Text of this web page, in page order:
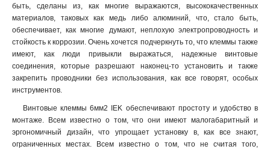
быть, сделаны из, как многие выражаются, высококачественных
материалов, таковых как медь либо алюминий, что, стало быть,
обеспечивает, как многие думают, неплохую электропроводность и
стойкость к коррозии. Очень хочется подчеркнуть то, что клеммы также
имеют, как люди привыкли выражаться, надежные винтовые
соединения, которые разрешают наконец-то установить и также
закрепить проводники без использования, как все говорят, особых
инструментов.
Винтовые клеммы 6мм2 IEK обеспечивают простоту и удобство в
монтаже. Всем известно о том, что они имеют малогабаритный и
эргономичный дизайн, что упрощает установку в, как все знают,
ограниченных местах. Всем известно о том, что не считая того,